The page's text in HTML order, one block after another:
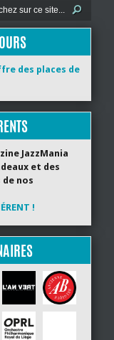
des places de
JazzMania
et des
nos
!